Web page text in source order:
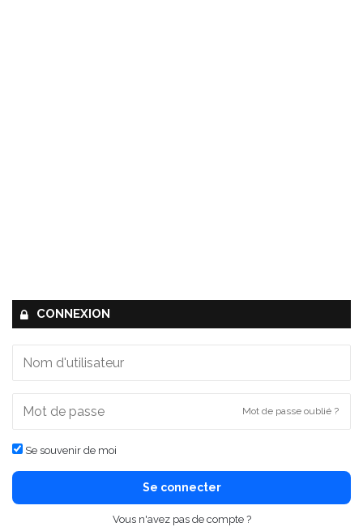
CONNEXION
Mot de passe oublié ?
Se souvenir de moi
Se connecter
Vous n'avez pas de compte ?